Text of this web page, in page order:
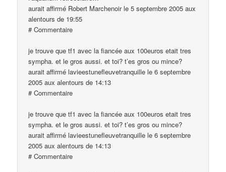
aurait affirmé Robert Marchenoir le 5 septembre 2005 aux
alentours de 19:55
# Commentaire
je trouve que tf1 avec la fiancée aux 100euros etait tres
sympha. et le gros aussi. et toi? t’es gros ou mince?
aurait affirmé lavieestunefleuvetranquille le 6 septembre
2005 aux alentours de 14:13
# Commentaire
je trouve que tf1 avec la fiancée aux 100euros etait tres
sympha. et le gros aussi. et toi? t’es gros ou mince?
aurait affirmé lavieestunefleuvetranquille le 6 septembre
2005 aux alentours de 14:13
# Commentaire